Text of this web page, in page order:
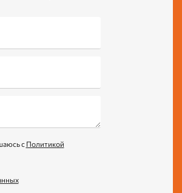
с Политикой